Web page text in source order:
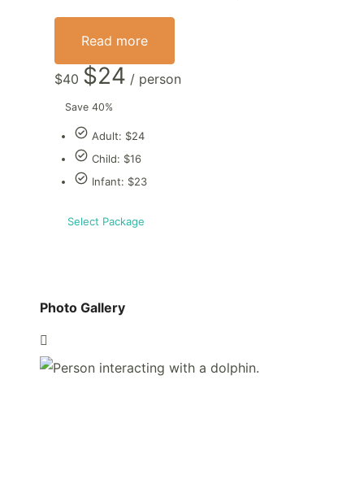
Read more
$40 $24 / person
Save 40%
Adult: $24
Child: $16
Infant: $23
Select Package
Photo Gallery